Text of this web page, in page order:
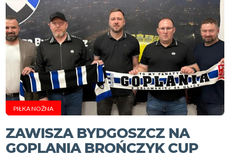
PIŁKA NOŻNA
ZAWISZA BYDGOSZCZ NA
GOPLANIA BROŃCZYK CUP